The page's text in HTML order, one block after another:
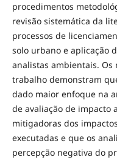
procedimentos
revisão sistemática da
processos de
solo urbano e aplicação
analistas ambientais.
trabalho demonstram
dado maior enfoque na
de avaliação de impacto
mitigadoras dos
executadas e que os
percepção negativa do